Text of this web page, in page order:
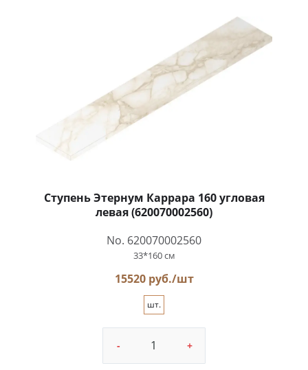
Ступень Этернум Каррара 160 угловая
левая (620070002560)
No. 620070002560
33*160 см
15520 руб./шт
шт.
- +